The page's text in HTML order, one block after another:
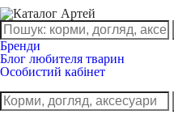
Бренди
Блог любителя тварин
Особистий кабінет